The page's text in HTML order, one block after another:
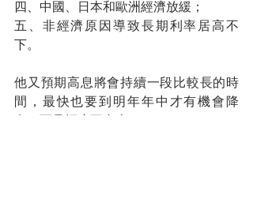
四、中國、日本和歐洲經濟放緩；
五、非經濟原因導致長期利率居高不
下。
他又預期高息將會持續一段比較長的時
間，最快也要到明年年中才有機會降
息，而且幅度不會大。